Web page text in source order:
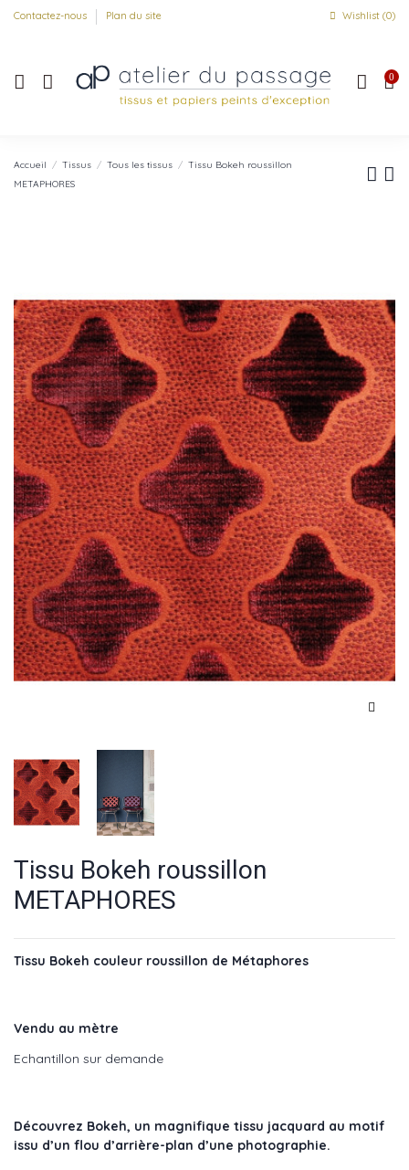
Contactez-nous Plan du site Wishlist (0)
0
Accueil Tissus Tous les tissus
Tissu Bokeh roussillon
METAPHORES
Tissu Bokeh roussillon
METAPHORES
Tissu Bokeh couleur roussillon de Métaphores
Vendu au mètre
Echantillon sur demande
Découvrez Bokeh, un magnifique tissu jacquard au motif
issu d’un flou d’arrière-plan d’une photographie.